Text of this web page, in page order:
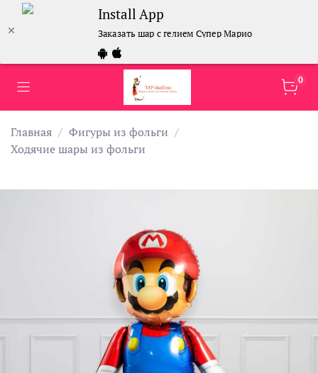
Install App
Заказать шар с гелием Супер Марио
0
Главная
Фигуры из фольги
Ходячие шары из фольги